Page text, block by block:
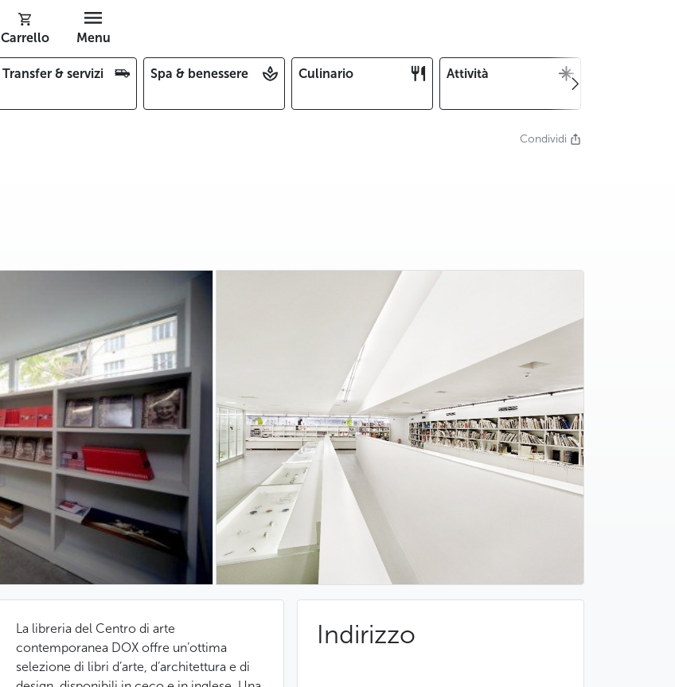
Carrello Menu
Transfer & servizi Spa & benessere Culinario Attività
Condividi
La libreria del Centro di arte
contemporanea DOX offre un’ottima
selezione di libri d’arte, d’architettura e di
Indirizzo